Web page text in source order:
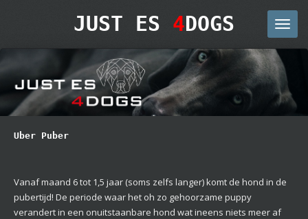
JUST ES 4DOGS
Uber Puber
Vanaf maand 6 tot 1,5 jaar (soms zelfs langer) komt de hond in de
pubertijd! De periode waar het oh zo gehoorzame puppy
verandert in een onuitstaanbare hond wat ineens niets meer af